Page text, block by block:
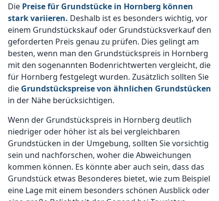
Die Preise für Grundstücke in Hornberg können
stark variieren. Deshalb ist es besonders wichtig, vor
einem Grundstückskauf oder Grundstücksverkauf den
geforderten Preis genau zu prüfen. Dies gelingt am
besten, wenn man den Grundstückspreis in Hornberg
mit den sogenannten Bodenrichtwerten vergleicht, die
für Hornberg festgelegt wurden. Zusätzlich sollten Sie
die Grundstückspreise von ähnlichen Grundstücken
in der Nähe berücksichtigen.
Wenn der Grundstückspreis in Hornberg deutlich
niedriger oder höher ist als bei vergleichbaren
Grundstücken in der Umgebung, sollten Sie vorsichtig
sein und nachforschen, woher die Abweichungen
kommen können. Es könnte aber auch sein, dass das
Grundstück etwas Besonderes bietet, wie zum Beispiel
eine Lage mit einem besonders schönen Ausblick oder